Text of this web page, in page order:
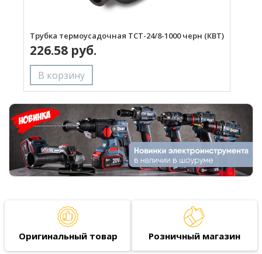
Трубка термоусадочная ТСТ-24/8-1000 черн (КВТ)
226.58 руб.
Оригинальный товар Розничный магазин